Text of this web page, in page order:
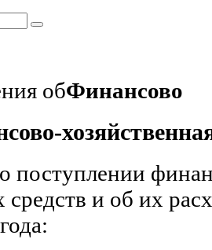
обФинансово
поступлении
средств и об их